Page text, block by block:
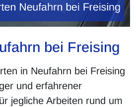
bei Freising
in Neufahrn bei Freising
und erfahrener
jegliche Arbeiten rund um